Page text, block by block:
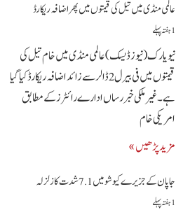
عالمی منڈی میں تیل کی قیمتوں میں پھر اضافہ ریکارڈ
1 ہفتہ پہلے
نیویارک(نیوز ڈیسک)عالمی منڈی میں خام تیل کی
قیمتوں میں فی بیرل 2 ڈالر سے زائد اضافہ ریکارڈ کیا گیا
ہے۔ غیر ملکی خبر رساں ادارے رائٹرز کے مطابق
امریکی خام
مزید پڑھیں »
جاپان کے جزیرے کیوشو میں 7.1 شدت کا زلزلہ
1 ہفتہ پہلے